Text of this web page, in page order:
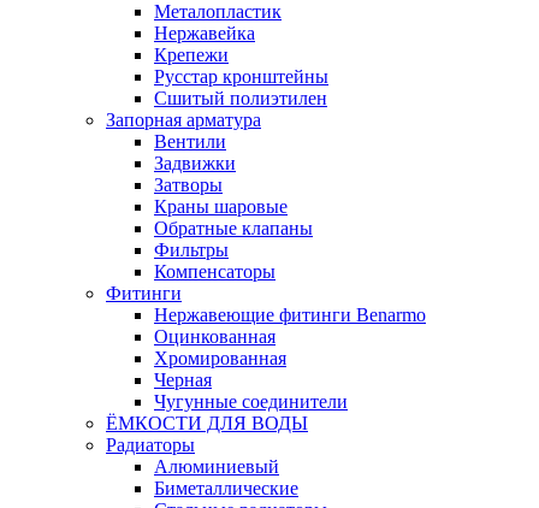
Металопластик
Нержавейка
Крепежи
Русстар кронштейны
Сшитый полиэтилен
Запорная арматура
Вентили
Задвижки
Затворы
Краны шаровые
Обратные клапаны
Фильтры
Компенсаторы
Фитинги
Нержавеющие фитинги Benarmo
Оцинкованная
Хромированная
Черная
Чугунные соединители
ЁМКОСТИ ДЛЯ ВОДЫ
Радиаторы
Алюминиевый
Биметаллические